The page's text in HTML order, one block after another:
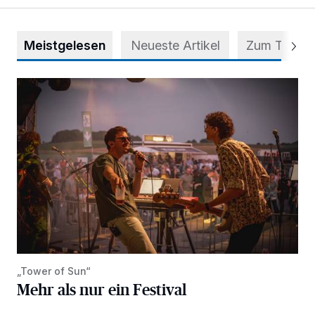
Meistgelesen Neueste Artikel Zum Thema
Mehr als nur ein Festival
„Tower of Sun“
Mehr als nur ein Festival